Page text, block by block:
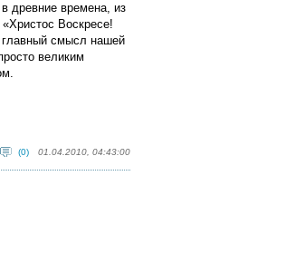
древние времена, из
Воскресе!
главный смысл нашей
великим
(0) 01.04.2010, 04:43:00